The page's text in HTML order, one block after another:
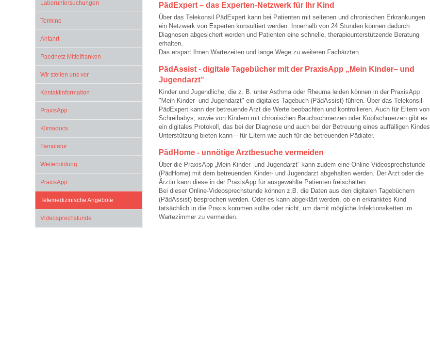
Impfsicherheit
Häufige Fragen
Recht auf Impfung
Vorsorge- und Impferinnerung
Notdienste
Empfehlungen zum Bildschirmmediengebrauch
Hörlexikon
Material zu den Vorsorgen
Entwicklungskalender
Broschüren und Informationsflyer
Familienzeit gesund gestalten
U0-Vorsorge
Laboruntersuchungen
Termine
Anfahrt
Paednetz Mittelfranken
Wir stellen uns vor
Kontaktinformation
PraxisApp
Klimadocs
Famulatur
Weiterbildung
PraxisApp
Telemedizinische Angebote
Videosprechstunde
PädExpert – das Experten-Netzwerk für Ihr Kind
Über das Telekonsil PädExpert kann bei Patienten mit seltenen und chronischen Erkrankungen
ein Netzwerk von Experten konsultiert werden. Innerhalb von 24 Stunden können dadurch
Diagnosen abgesichert werden und Patienten eine schnelle, therapieunterstützende Beratung
erhalten.
Das erspart Ihnen Wartezeiten und lange Wege zu weiteren Fachärzten.
PädAssist - digitale Tagebücher mit der PraxisApp „Mein Kinder– und
Jugendarzt“
Kinder und Jugendliche, die z. B. unter Asthma oder Rheuma leiden können in der PraxisApp
"Mein Kinder- und Jugendarzt" ein digitales Tagebuch (PädAssist) führen. Über das Telekonsil
PädExpert kann der betreuende Arzt die Werte beobachten und kontrollieren. Auch für Eltern von
Schreibabys, sowie von Kindern mit chronischen Bauchschmerzen oder Kopfschmerzen gibt es
ein digitales Protokoll, das bei der Diagnose und auch bei der Betreuung eines auffälligen Kindes
Unterstützung bieten kann – für Eltern wie auch für die betreuenden Pädiater.
PädHome - unnötige Arztbesuche vermeiden
Über die PraxisApp „Mein Kinder- und Jugendarzt“ kann zudem eine Online-Videosprechstunde
(PädHome) mit dem betreuenden Kinder- und Jugendarzt abgehalten werden. Der Arzt oder die
Ärztin kann diese in der PraxisApp für ausgewählte Patienten freischalten.
Bei dieser Online-Videosprechstunde können z.B. die Daten aus den digitalen Tagebüchern
(PädAssist) besprochen werden. Oder es kann abgeklärt werden, ob ein erkranktes Kind
tatsächlich in die Praxis kommen sollte oder nicht, um damit mögliche Infektionsketten im
Wartezimmer zu vermeiden.